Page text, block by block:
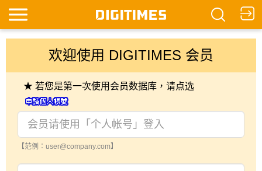
欢迎使用 DIGITIMES 会员
★ 若您是第一次使用会员数据库，请点选
【范例：user@company.com】